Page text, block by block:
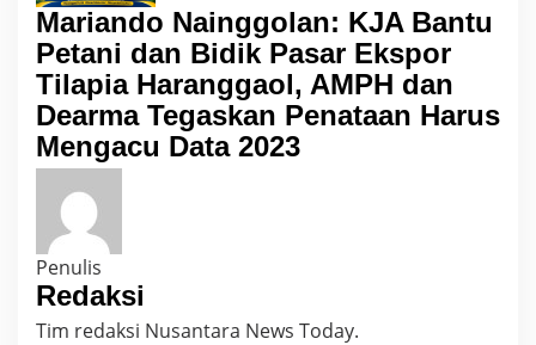
Mariando Nainggolan: KJA Bantu
Petani dan Bidik Pasar Ekspor
Tilapia Haranggaol, AMPH dan
Dearma Tegaskan Penataan Harus
Mengacu Data 2023
Penulis
Redaksi
Tim redaksi Nusantara News Today.